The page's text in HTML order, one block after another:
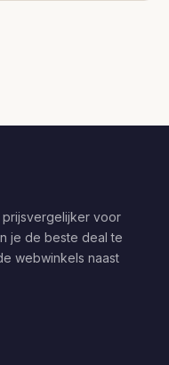
prijsvergelijker voor
je de beste deal te
webwinkels naast